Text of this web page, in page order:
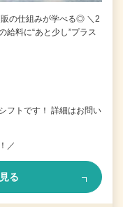
の仕組みが学べる◎ ＼2
給料に“あと少し”プラス
フトです！ 詳細はお問い
／
る